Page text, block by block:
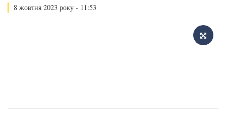
8 жовтня 2023 року - 11:53